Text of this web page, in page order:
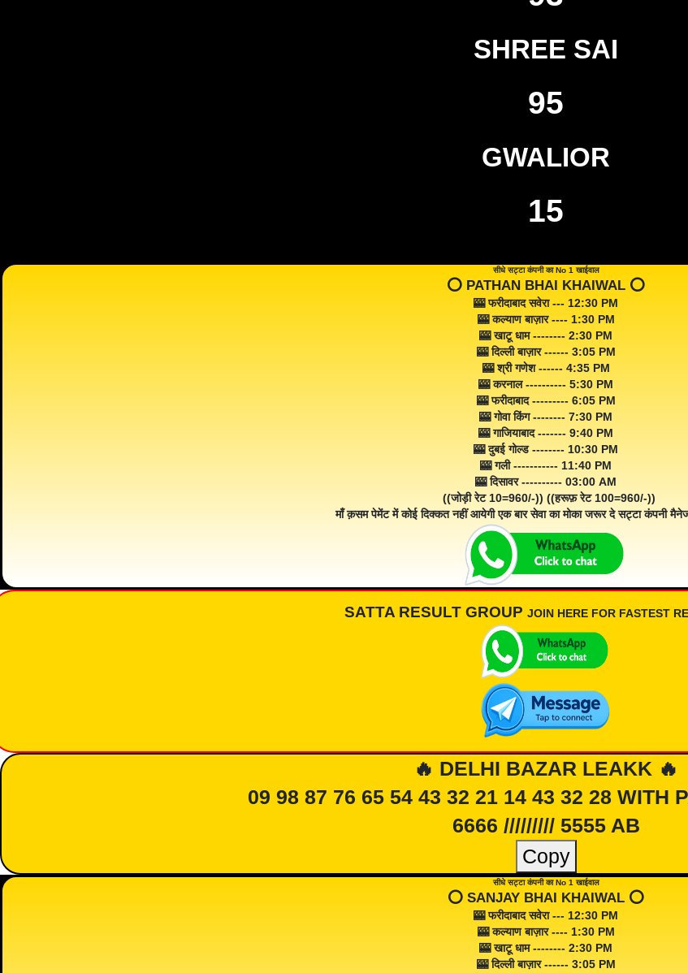
SHREE SAI
95
GWALIOR
15
सीधे सट्टा कंपनी का No 1 खाईवाल
⭕️ PATHAN BHAI KHAIWAL ⭕️
🎰 फरीदाबाद सवेरा --- 12:30 PM
🎰 कल्याण बाज़ार ---- 1:30 PM
🎰 खाटू धाम -------- 2:30 PM
🎰 दिल्ली बाज़ार ------ 3:05 PM
🎰 श्री गणेश ------ 4:35 PM
🎰 करनाल ---------- 5:30 PM
🎰 फरीदाबाद --------- 6:05 PM
🎰 गोवा किंग -------- 7:30 PM
🎰 गाजियाबाद ------- 9:40 PM
🎰 दुबई गोल्ड -------- 10:30 PM
🎰 गली ----------- 11:40 PM
🎰 दिसावर ---------- 03:00 AM
((जोड़ी रेट 10=960/-)) ((हरूफ़ रेट 100=960/-))
माँ क़सम पेमेंट में कोई दिक्कत नहीं आयेगी एक बार सेवा का मोका जरूर दे सट्टा कंपनी
SATTA RESULT GROUP JOIN HERE FOR FASTEST
🔥 DELHI BAZAR LEAKK 🔥
09 98 87 76 65 54 43 32 21 14 43 32 28 WITH
6666 ///////// 5555 AB
Copy
सीधे सट्टा कंपनी का No 1 खाईवाल
⭕️ SANJAY BHAI KHAIWAL ⭕️
🎰 फरीदाबाद सवेरा --- 12:30 PM
🎰 कल्याण बाज़ार ---- 1:30 PM
🎰 खाटू धाम -------- 2:30 PM
🎰 दिल्ली बाज़ार ------ 3:05 PM